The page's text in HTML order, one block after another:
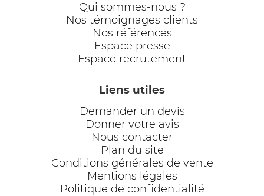
Qui sommes-nous ?
Nos témoignages clients
Nos références
Espace presse
Espace recrutement
Liens utiles
Demander un devis
Donner votre avis
Nous contacter
Plan du site
Conditions générales de vente
Mentions légales
Politique de confidentialité